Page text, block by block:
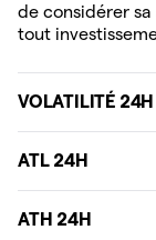
de considérer
tout
VOLATILITÉ 24H
ATL 24H
ATH 24H